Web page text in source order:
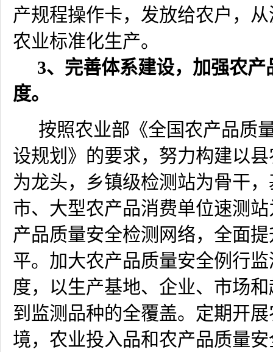
产规程操作卡，发放给农户，
农业标准化生产。
3、完善体系建设，加强农产
度。
按照农业部《全国农产品质
设规划》的要求，努力构建以
为龙头，乡镇级检测站为骨干
市、大型农产品消费单位速测
产品质量安全检测网络，全面
平。加大农产品质量安全例行
度，以生产基地、企业、市场
到监测品种的全覆盖。定期开
境，农业投入品和农产品质量